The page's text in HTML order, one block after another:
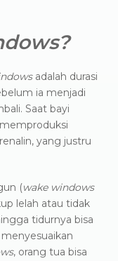
adalah durasi
ia menjadi
Saat bayi
yang justru
(wake windows
lelah atau tidak
tidurnya bisa
, orang tua bisa